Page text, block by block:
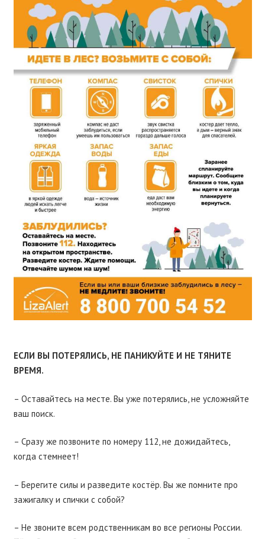
ЕСЛИ ВЫ ПОТЕРЯЛИСЬ, НЕ ПАНИКУЙТЕ И НЕ ТЯНИТЕ
ВРЕМЯ.
– Оставайтесь на месте. Вы уже потерялись, не усложняйте
ваш поиск.
– Сразу же позвоните по номеру 112, не дожидайтесь,
когда стемнеет!
– Берегите силы и разведите костёр. Вы же помните про
зажигалку и спички с собой?
– Не звоните всем родственникам во все регионы России.